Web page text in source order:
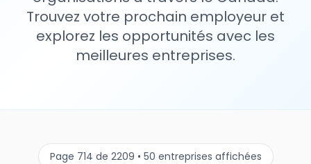
Trouvez votre prochain employeur et
explorez les opportunités avec les
meilleures entreprises.
Page 714 de 2209 • 50 entreprises affichées